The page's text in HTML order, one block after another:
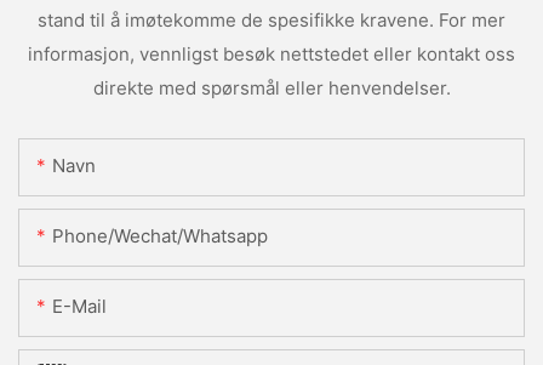
stand til å imøtekomme de spesifikke kravene. For mer
informasjon, vennligst besøk nettstedet eller kontakt oss
direkte med spørsmål eller henvendelser.
Navn
Phone/Wechat/Whatsapp
E-Mail